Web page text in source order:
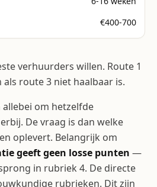
€400-700
verhuurders willen. Route 1
route 3 niet haalbaar is.
allebei om hetzelfde
De vraag is dan welke
oplevert. Belangrijk om
geeft geen losse punten —
in rubriek 4. De directe
rubrieken. Dit zijn